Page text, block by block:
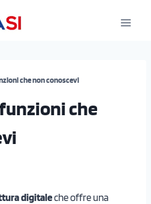
che non conoscevi
che
digitaleche offre una